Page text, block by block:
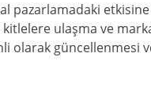
pazarlamadaki
ulaşma ve
olarak güncellenmesi